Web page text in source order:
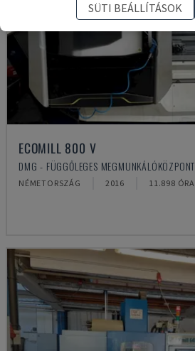
ECOMILL 800 V
DMG - FÜGGŐLEGES MEGMUNKÁLÓKÖZPONT
NÉMETORSZÁG 2016 11.898 ÓRA
SÜTI BEÁLLÍTÁSOK